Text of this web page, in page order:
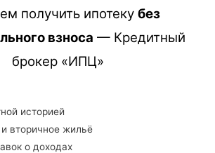
получить ипотеку без
взноса — Кредитный
брокер «ИПЦ»
историей
вторичное жильё
о доходах